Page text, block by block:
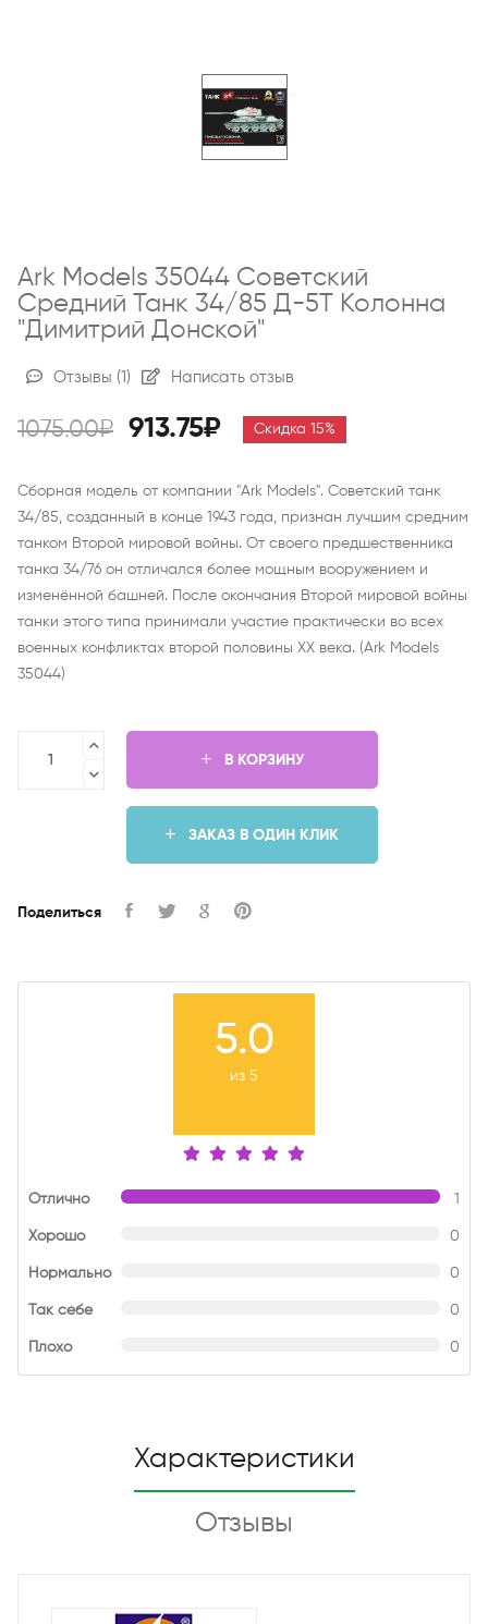
Ark Models 35044 Советский
Средний Танк 34/85 Д-5Т Колонна
"Димитрий Донской"
Отзывы (1) Написать отзыв
1075.00₽ 913.75₽ Скидка 15%
Сборная модель от компании "Ark Models". Советский танк
34/85, созданный в конце 1943 года, признан лучшим средним
танком Второй мировой войны. От своего предшественника
танка 34/76 он отличался более мощным вооружением и
изменённой башней. После окончания Второй мировой войны
танки этого типа принимали участие практически во всех
военных конфликтах второй половины XX века. (Ark Models
35044)
В КОРЗИНУ
ЗАКАЗ В ОДИН КЛИК
Поделиться
5.0
из 5
Отлично 1
Хорошо 0
Нормально 0
Так себе 0
Плохо 0
Характеристики
Отзывы